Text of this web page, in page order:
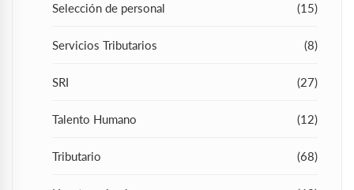
Selección de personal (15)
Servicios Tributarios (8)
SRI (27)
Talento Humano (12)
Tributario (68)